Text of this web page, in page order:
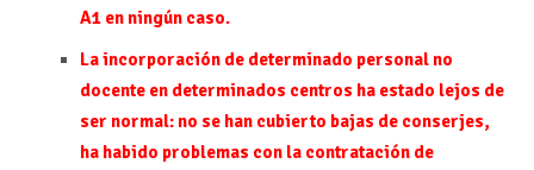
A1 en ningún caso.
La incorporación de determinado personal no
docente en determinados centros ha estado lejos de
ser normal: no se han cubierto bajas de conserjes,
ha habido problemas con la contratación de